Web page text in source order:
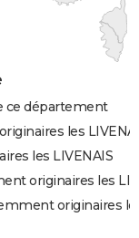
ce département
les
les LIVENAIS
originaires les
originaires